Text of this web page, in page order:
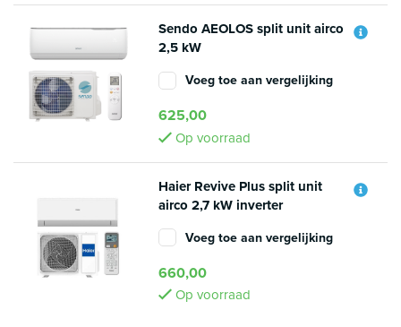
Sendo AEOLOS split unit airco
2,5 kW
Voeg toe aan vergelijking
625,00
Op voorraad
Haier Revive Plus split unit
airco 2,7 kW inverter
Voeg toe aan vergelijking
660,00
Op voorraad